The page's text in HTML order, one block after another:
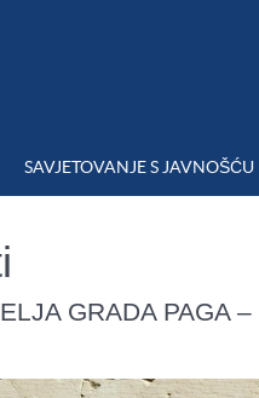
SAVJETOVANJE S JAVNOŠĆU
GRADA PAGA